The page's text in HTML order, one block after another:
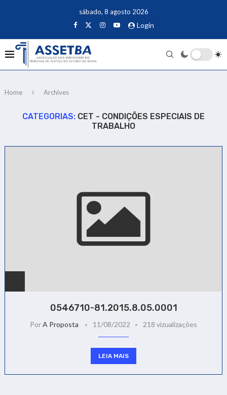
sábado, 8 agosto 2026
Login
Home Archives
CATEGORIAS: CET - CONDIÇÕES ESPECIAIS DE
TRABALHO
0546710-81.2015.8.05.0001
PorA Proposta 11/08/2022 218 vizualizações
LEIA MAIS